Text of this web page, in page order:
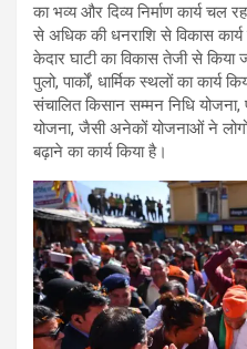
का भव्य और दिव्य निर्माण कार्य चल
से अधिक की धनराशि से विकास
केदार घाटी का विकास तेजी से किया
पुलो, पार्कों, धार्मिक स्थलों का कार्य
संचालित किसान सम्मन निधि
योजना, जैसी अनेकों योजनाओं ने
बढ़ाने का कार्य किया है।